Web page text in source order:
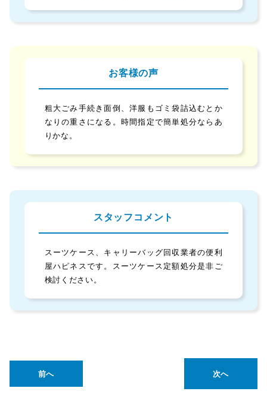
お客様の声
粗大ごみ手続き面倒、洋服もゴミ袋詰込むとか
なりの重さになる。時間指定で簡単処分ならあ
りかな。
スタッフコメント
スーツケース、キャリーバッグ回収業者の便利
屋ハピネスです。スーツケース定額処分是非ご
検討ください。
前へ 次へ